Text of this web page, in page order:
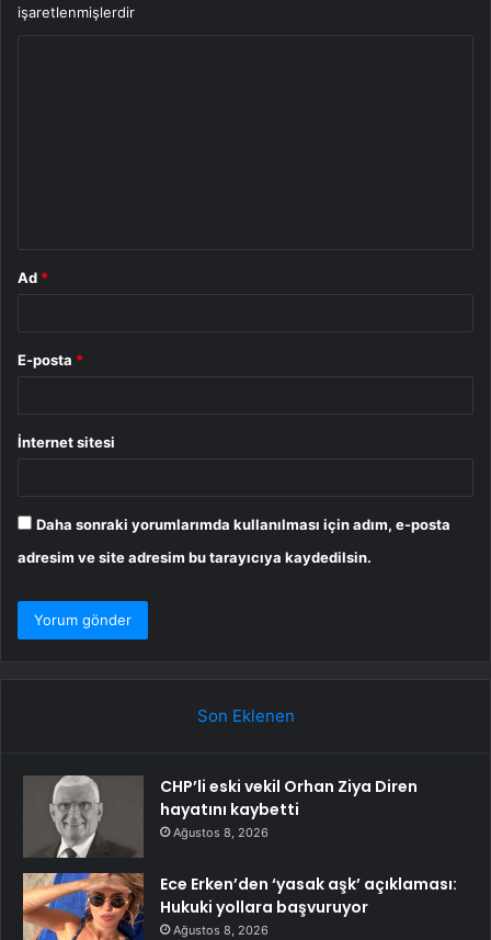
işaretlenmişlerdir
Ad *
E-posta *
İnternet sitesi
Daha sonraki yorumlarımda kullanılması için adım, e-posta
adresim ve site adresim bu tarayıcıya kaydedilsin.
Son Eklenen
CHP’li eski vekil Orhan Ziya Diren
hayatını kaybetti
Ağustos 8, 2026
Ece Erken’den ‘yasak aşk’ açıklaması:
Hukuki yollara başvuruyor
Ağustos 8, 2026